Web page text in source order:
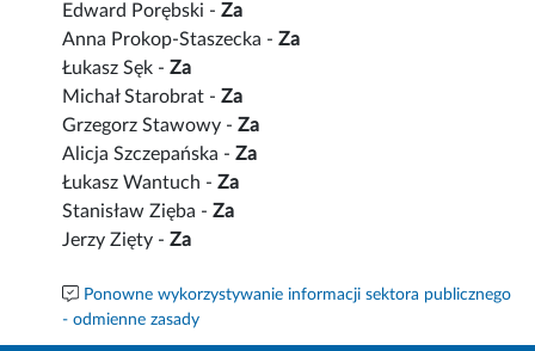
Edward Porębski -Za
Anna Prokop-Staszecka -Za
Łukasz Sęk -Za
Michał Starobrat -Za
Grzegorz Stawowy -Za
Alicja Szczepańska -Za
Łukasz Wantuch -Za
Stanisław Zięba -Za
Jerzy Zięty -Za
Ponowne wykorzystywanie informacji sektora publicznego
- odmienne zasady